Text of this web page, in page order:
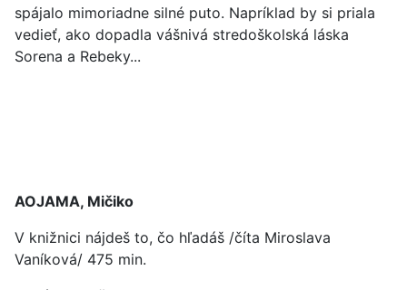
spájalo mimoriadne silné puto. Napríklad by si priala
vedieť, ako dopadla vášnivá stredoškolská láska
Sorena a Rebeky...
AOJAMA, Mičiko
V knižnici nájdeš to, čo hľadáš /číta Miroslava
Vaníková/ 475 min.